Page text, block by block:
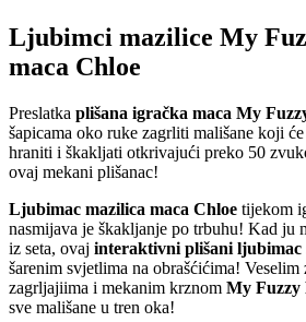
Ljubimci mazilice My
maca Chloe
Preslatka plišana igračka maca My
šapicama oko ruke zagrliti mališane koji
hraniti i škakljati otkrivajući preko 50
ovaj mekani plišanac!
Ljubimac mazilica maca Chloe tijekom
nasmijava je škakljanje po trbuhu! Kad ju
iz seta, ovaj interaktivni plišani ljubimac
šarenim svjetlima na obrašćićima!
zagrljajiima i mekanim krznom My Fuzzy
sve mališane u tren oka!